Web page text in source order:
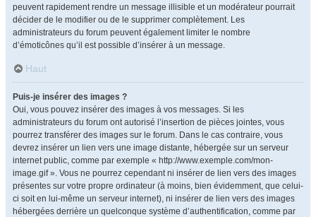
peuvent rapidement rendre un message illisible et un modérateur pourrait
décider de le modifier ou de le supprimer complètement. Les
administrateurs du forum peuvent également limiter le nombre
d’émoticônes qu’il est possible d’insérer à un message.
Haut
Puis-je insérer des images ?
Oui, vous pouvez insérer des images à vos messages. Si les
administrateurs du forum ont autorisé l’insertion de pièces jointes, vous
pourrez transférer des images sur le forum. Dans le cas contraire, vous
devrez insérer un lien vers une image distante, hébergée sur un serveur
internet public, comme par exemple « http://www.exemple.com/mon-
image.gif ». Vous ne pourrez cependant ni insérer de lien vers des images
présentes sur votre propre ordinateur (à moins, bien évidemment, que celui-
ci soit en lui-même un serveur internet), ni insérer de lien vers des images
hébergées derrière un quelconque système d’authentification, comme par